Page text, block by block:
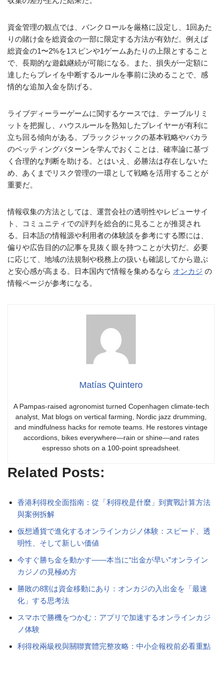
資金管理の観点では、バンクロールを厳格に設定し、1回あた
りの賭け金を総資金の一部に限定する方法が有効だ。例えば
総資金の1〜2%を1スピンや1ゲームあたりの上限とすること
で、長期的な遊戯継続が可能になる。また、損失が一定額に
達したらプレイを中断するルールを事前に決めることで、感
情的な追加入金を防げる。
ライブディーラーゲームに関するケースでは、テーブルリミ
ットを把握し、ハウスルールを熟知したプレイヤーが有利に
立ち回る傾向がある。ブラックジャックの基本戦略やバカラ
のベッティングパターンを学んでおくことは、確率論に基づ
く合理的な判断を助ける。とはいえ、必勝法は存在しないた
め、あくまでリスク管理の一環として戦略を活用することが
重要だ。
情報収集の方法としては、運営会社の透明性やレビューサイ
ト、コミュニティでの評判を総合的に見ることが推奨され
る。日本語の情報源や利用者の体験談を参考にする際には、
偏りや広告目的の記事を見抜く眼を持つことが大切だ。必要
に応じて、地域の法規制や税務上の扱いも確認してから遊ぶ
と安心感が高まる。日本国内で情報を集めるなら オンカジ の
情報ページが参考になる。
Matías Quintero
A Pampas-raised agronomist turned Copenhagen climate-tech
analyst, Mat blogs on vertical farming, Nordic jazz drumming,
and mindfulness hacks for remote teams. He restores vintage
accordions, bikes everywhere—rain or shine—and rates
espresso shots on a 100-point spreadsheet.
Related Posts:
香港利得稅全面指南：從「利得稅是什麼」到實戰計算方法
與案例拆解
仮想通貨で進化するオンラインカジノ体験：スピード、透
明性、そして新しい価値
今すぐ勝ち金を動かす――本当に“出金が早い”オンライン
カジノの見極め方
勝敗の8割は資金移動にあり：オンカジの入出金を「最速
化」する思考法
スマホで勝機をつかむ：アプリで加速するオンラインカジ
ノ体験
利得稅兩級稅與關聯實體完整攻略：中小企報稅前必看重點